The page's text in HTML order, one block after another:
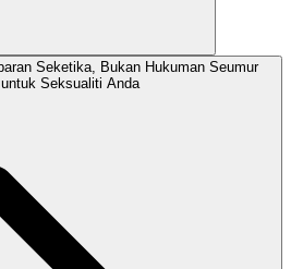
Seketika, Bukan Hukuman Seumur
Seksualiti Anda